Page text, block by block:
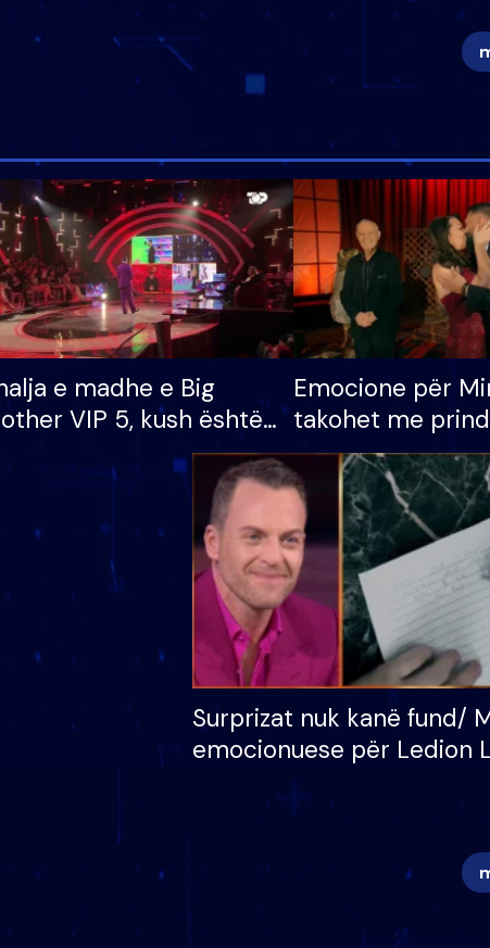
e madhe e Big
VIP 5, kush është
i parë që lë shtëpinë
humb mundësinë për
fituar çmimin e madh
Emocione për
takohet me
vajzën dhe
S’kemi ndonjë
apo jo?
Surprizat nuk kanë fund/
emocionuese për Ledion